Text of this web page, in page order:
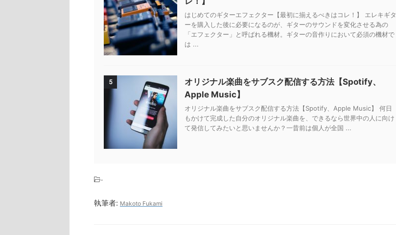
はじめてのギターエフェクター【最初に揃えるべきはコレ！】 エレキギタ
ーを購入した後に必要になるのが、ギターのサウンドを変化させる為の
「エフェクター」と呼ばれる機材。ギターの音作りにおいて必須の機材で
は ...
5
オリジナル楽曲をサブスク配信する方法【Spotify、
Apple Music】
オリジナル楽曲をサブスク配信する方法【Spotify、Apple Music】 何日
もかけて完成した自分のオリジナル楽曲を、できるなら世界中の人に向け
て発信してみたいと思いませんか？一昔前は個人が全国 ...
-
執筆者: Makoto Fukami